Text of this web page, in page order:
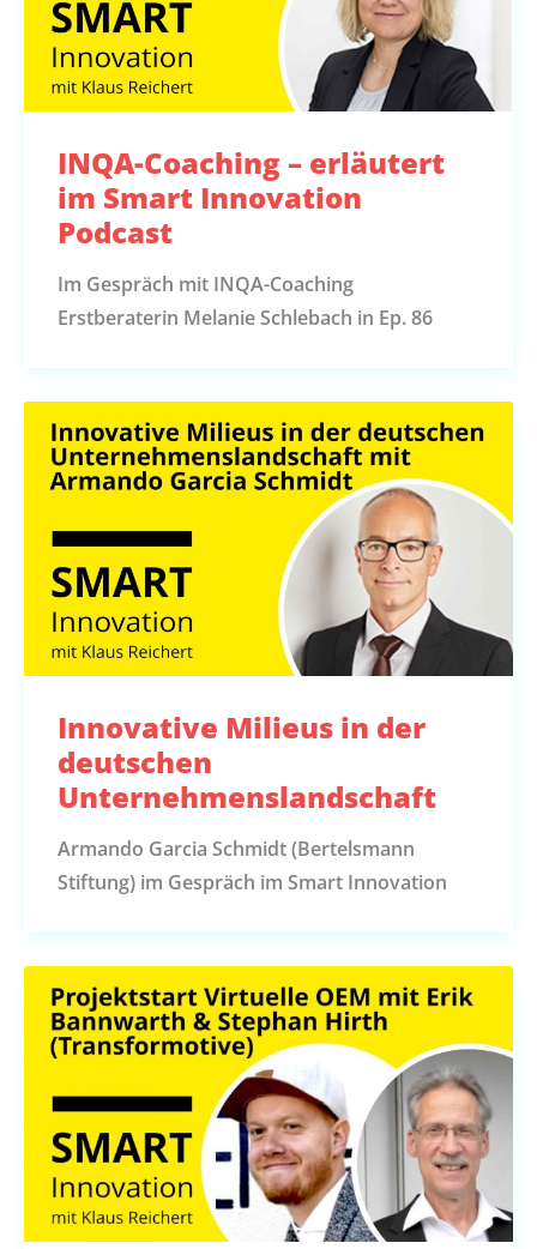
INQA-Coaching – erläutert
im Smart Innovation
Podcast
Im Gespräch mit INQA-Coaching
Erstberaterin Melanie Schlebach in Ep. 86
Innovative Milieus in der
deutschen
Unternehmenslandschaft
Armando Garcia Schmidt (Bertelsmann
Stiftung) im Gespräch im Smart Innovation